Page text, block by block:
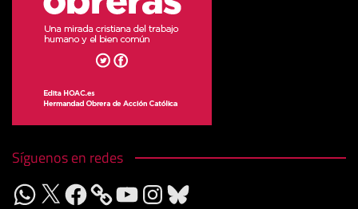
Síguenos en redes
WhatsApp
X Facebook YouTubeInstagram
Bluesky